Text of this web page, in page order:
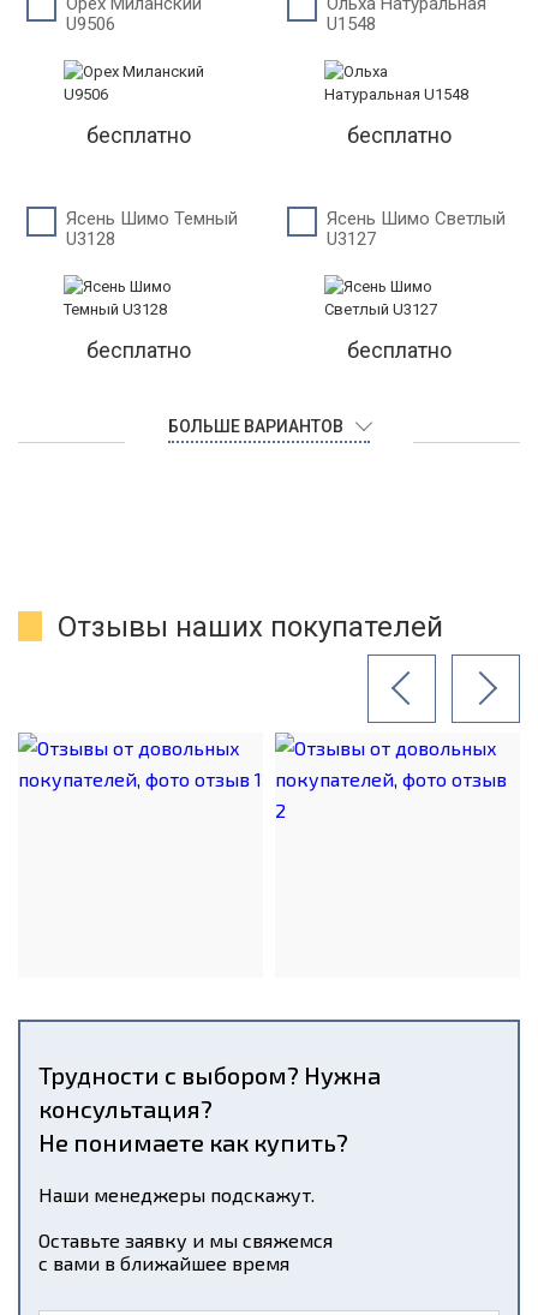
U9506
бесплатно
U1548
бесплатно
Ясень Шимо Темный
U3128
бесплатно
Ясень Шимо Светлый
U3127
бесплатно
БОЛЬШЕ ВАРИАНТОВ
Отзывы наших покупателей
Трудности с выбором? Нужна
консультация?
Не понимаете как купить?
Наши менеджеры подскажут.
Оставьте заявку и мы свяжемся
с вами в ближайшее время